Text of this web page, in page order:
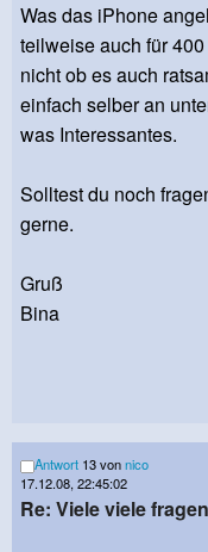
Was das iPhone
teilweise auch für
nicht ob es auch
einfach selber an
was Interessantes.
Solltest du noch
gerne.
Gruß
Bina
Antwort 13 vonnico
17.12.08, 22:45:02
Re: Viele viele